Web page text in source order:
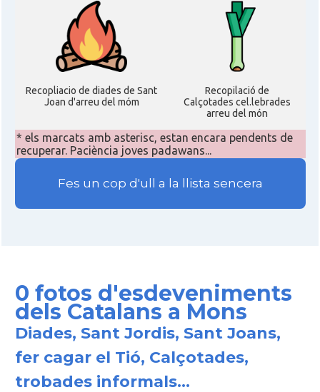
Recopliacio de diades de Sant
Joan d'arreu del móm
Recopilació de
Calçotades cel.lebrades
arreu del món
* els marcats amb asterisc, estan encara pendents de
recuperar. Paciència joves padawans...
Fes un cop d'ull a la llista sencera
0 fotos d'esdeveniments
dels Catalans a Mons
Diades, Sant Jordis, Sant Joans,
fer cagar el Tió, Calçotades,
trobades informals...